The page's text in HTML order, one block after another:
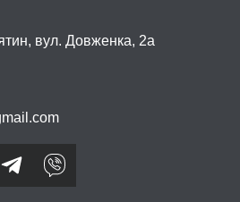
вул. Довженка, 2а